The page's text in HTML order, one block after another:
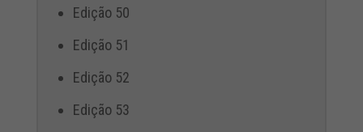
Edição 50
Edição 51
Edição 52
Edição 53